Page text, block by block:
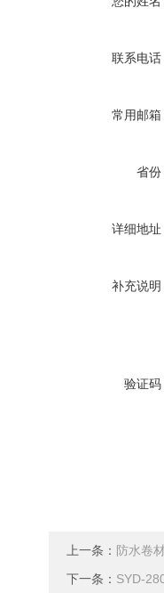
联系电话
常用邮箱
省份
详细地址
补充说明
验证码
上一条： 防水卷
下一条： SYD-